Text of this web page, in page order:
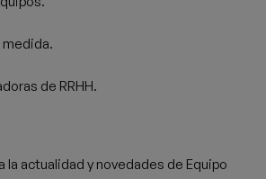
medida.
de RRHH.
la actualidad y novedades de Equipo